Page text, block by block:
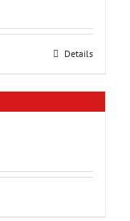
Details